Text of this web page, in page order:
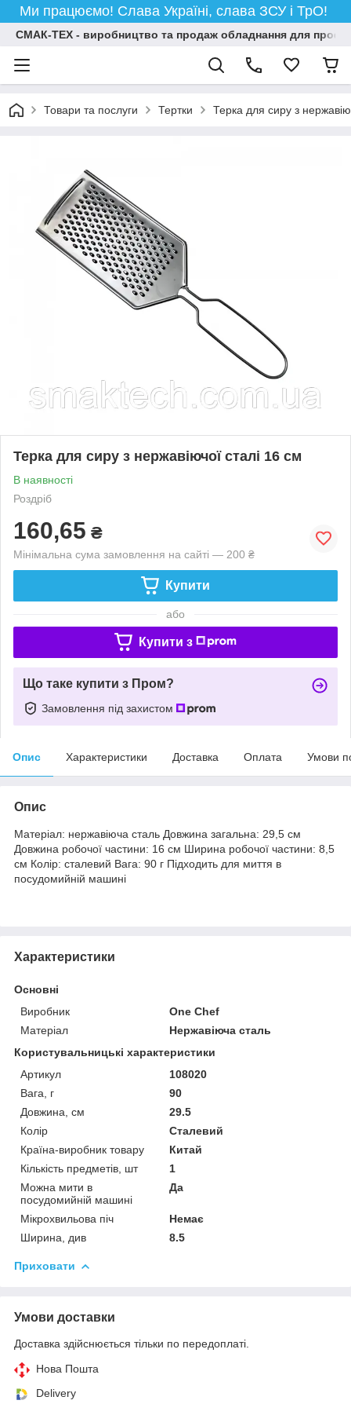
Ми працюємо! Слава Україні, слава ЗСУ і ТрО!
СМАК-ТЕХ - виробництво та продаж обладнання для
Товари та послуги Тертки Терка для сиру з
Терка для сиру з нержавіючої сталі 16 см
В наявності
Роздріб
160,65 ₴
Мінімальна сума замовлення на сайті — 200 ₴
Купити
або
Купити з
Що таке купити з Пром?
Замовлення під захистом
Опис Характеристики Доставка Оплата Умови
Опис
Матеріал: нержавіюча сталь Довжина загальна: 29,5 см
Довжина робочої частини: 16 см Ширина робочої частини: 8,5
см Колір: сталевий Вага: 90 г Підходить для миття в
посудомийній машині
Характеристики
Основні
Виробник
One Chef
Матеріал
Нержавіюча сталь
Користувальницькі характеристики
Артикул
108020
Вага, г
90
Довжина, см
29.5
Колір
Сталевий
Країна-виробник товару
Китай
Кількість предметів, шт
1
Можна мити в
посудомийній машині
Да
Мікрохвильова піч
Немає
Ширина, див
8.5
Приховати
Умови доставки
Доставка здійснюється тільки по передоплаті.
Нова Пошта
Delivery